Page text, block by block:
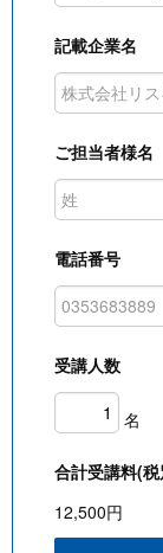
記載企業名
ご担当者様名
電話番号
受講人数
名
合計受講料(税
12,500円